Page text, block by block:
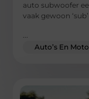
auto subwoofer
vaak gewoon
Auto’s En